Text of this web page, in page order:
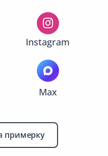
Instagram
Max
примерку